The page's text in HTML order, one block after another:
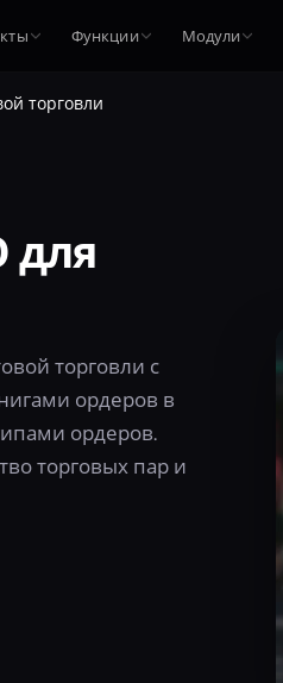
Функции Модули
торговли
для
торговли с
ордеров в
ордеров.
торговых пар и